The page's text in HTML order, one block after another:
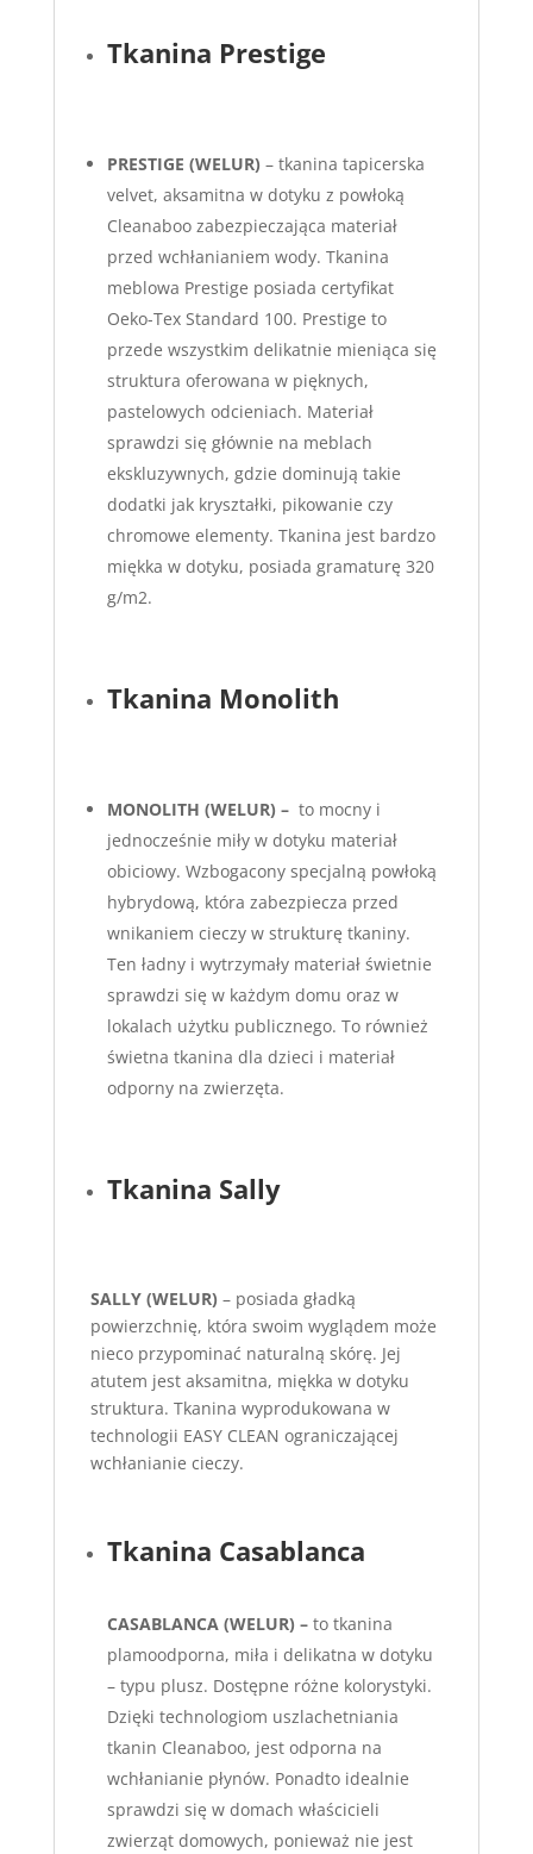
Tkanina Prestige
PRESTIGE (WELUR) – tkanina tapicerska
velvet, aksamitna w dotyku z powłoką
Cleanaboo zabezpieczająca materiał
przed wchłanianiem wody. Tkanina
meblowa Prestige posiada certyfikat
Oeko-Tex Standard 100. Prestige to
przede wszystkim delikatnie mieniąca się
struktura oferowana w pięknych,
pastelowych odcieniach. Materiał
sprawdzi się głównie na meblach
ekskluzywnych, gdzie dominują takie
dodatki jak kryształki, pikowanie czy
chromowe elementy. Tkanina jest bardzo
miękka w dotyku, posiada gramaturę 320
g/m2.
Tkanina Monolith
MONOLITH (WELUR) – to mocny i
jednocześnie miły w dotyku materiał
obiciowy. Wzbogacony specjalną powłoką
hybrydową, która zabezpiecza przed
wnikaniem cieczy w strukturę tkaniny.
Ten ładny i wytrzymały materiał świetnie
sprawdzi się w każdym domu oraz w
lokalach użytku publicznego. To również
świetna tkanina dla dzieci i materiał
odporny na zwierzęta.
Tkanina Sally
SALLY (WELUR) – posiada gładką
powierzchnię, która swoim wyglądem może
nieco przypominać naturalną skórę. Jej
atutem jest aksamitna, miękka w dotyku
struktura. Tkanina wyprodukowana w
technologii EASY CLEAN ograniczającej
wchłanianie cieczy.
Tkanina Casablanca
CASABLANCA (WELUR) –to tkanina
plamoodporna, miła i delikatna w dotyku
– typu plusz. Dostępne różne kolorystyki.
Dzięki technologiom uszlachetniania
tkanin Cleanaboo, jest odporna na
wchłanianie płynów. Ponadto idealnie
sprawdzi się w domach właścicieli
zwierząt domowych, ponieważ nie jest